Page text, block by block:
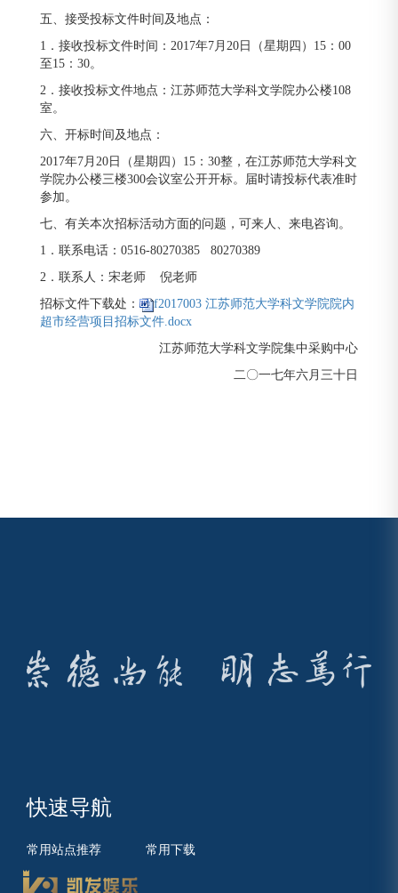
五、接受投标文件时间及地点：
1．接收投标文件时间：2017年7月20日（星期四）15：00
至15：30。
2．接收投标文件地点：江苏师范大学科文学院办公楼108
室。
六、开标时间及地点：
2017年7月20日（星期四）15：30整，在江苏师范大学科文
学院办公楼三楼300会议室公开开标。届时请投标代表准时
参加。
七、有关本次招标活动方面的问题，可来人、来电咨询。
1．联系电话：0516-80270385 80270389
2．联系人：宋老师 倪老师
招标文件下载处：
f2017003 江苏师范大学科文学院院内
超市经营项目招标文件.docx
江苏师范大学科文学院集中采购中心
二〇一七年六月三十日
快速导航
常用站点推荐 常用下载